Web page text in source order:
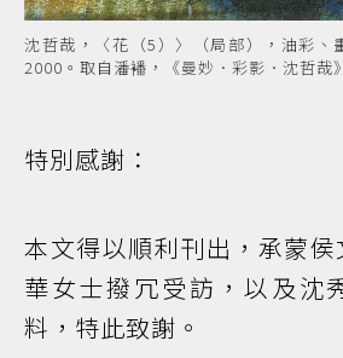
沈哲哉，〈花（5）〉（局部），油彩、
2000。取自潘襎，《曼妙．彩影．沈哲哉
特別感謝：
本文得以順利刊出，承蒙
華女士撥冗受訪，以及沈
料，特此致謝。